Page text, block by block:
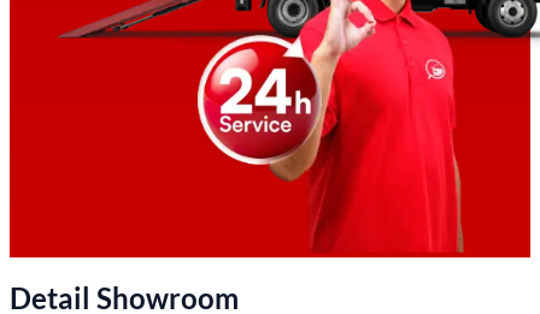
Detail Showroom